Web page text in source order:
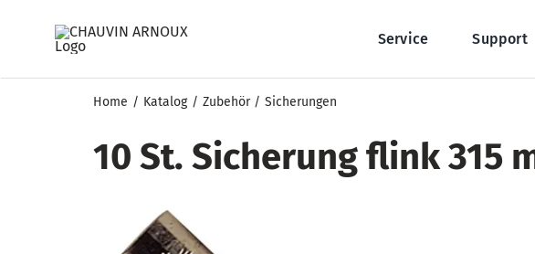
springen
Service Support
Home Katalog Zubehör Sicherungen
10 St. Sicherung flink 315